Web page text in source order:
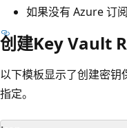
如果没有 Azure 订
创建Key Vault
以下模板显示了创建密钥
指定。